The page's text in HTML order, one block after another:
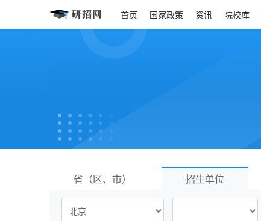
首页 国家政策 资讯 院校库
省（区、市） 招生单位